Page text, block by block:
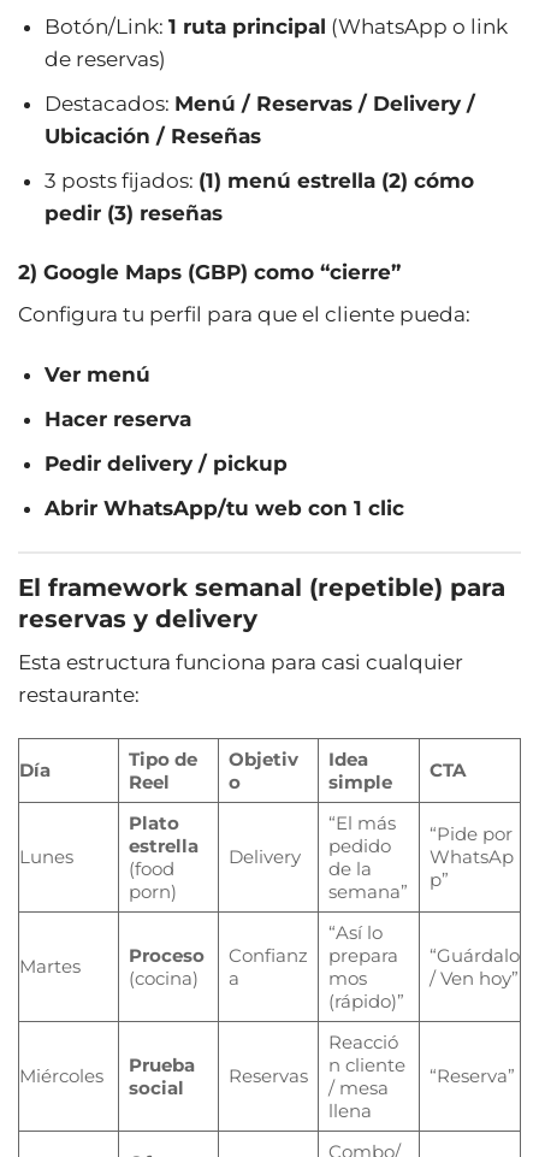
Botón/Link:1 ruta principal (WhatsApp o link
de reservas)
Destacados: Menú / Reservas / Delivery /
Ubicación / Reseñas
3 posts fijados: (1) menú estrella (2) cómo
pedir (3) reseñas
2) Google Maps (GBP) como “cierre”
Configura tu perfil para que el cliente pueda:
Ver menú
Hacer reserva
Pedir delivery / pickup
Abrir WhatsApp/tu web con 1 clic
El framework semanal (repetible) para
reservas y delivery
Esta estructura funciona para casi cualquier
restaurante:
Día
Tipo de
Reel
Objetiv
o
Idea
simple
CTA
Lunes
Plato
estrella
(food
porn)
Delivery
“El más
pedido
de la
semana”
“Pide por
WhatsAp
p”
Martes
Proceso
(cocina)
Confianz
a
“Así lo
prepara
mos
(rápido)”
“Guárdalo
/ Ven hoy”
Miércoles
Prueba
social
Reservas
Reacció
n cliente
/ mesa
llena
“Reserva”
Combo/